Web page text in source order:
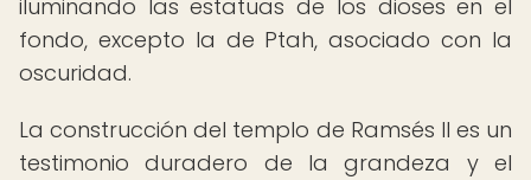
iluminando las estatuas de los dioses en el
fondo, excepto la de Ptah, asociado con la
oscuridad.
La construcción del templo de Ramsés II es un
testimonio duradero de la grandeza y el